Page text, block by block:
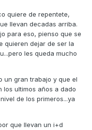
quiere de repentete,
llevan decadas arriba.
para eso, pienso que se
quieren dejar de ser la
les queda mucho
un gran trabajo y que el
los ultimos años a dado
de los primeros...ya
que llevan un i+d